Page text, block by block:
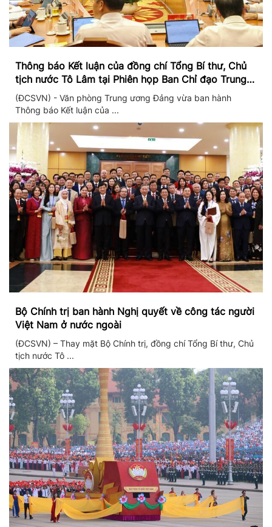
Thông báo Kết luận của đồng chí Tổng Bí thư, Chủ
tịch nước Tô Lâm tại Phiên họp Ban Chỉ đạo Trung
ương thực hiện Nghị quyết 57
(ĐCSVN) - Văn phòng Trung ương Đảng vừa ban hành
Thông báo Kết luận của ...
Bộ Chính trị ban hành Nghị quyết về công tác người
Việt Nam ở nước ngoài
(ĐCSVN) – Thay mặt Bộ Chính trị, đồng chí Tổng Bí thư, Chủ
tịch nước Tô ...